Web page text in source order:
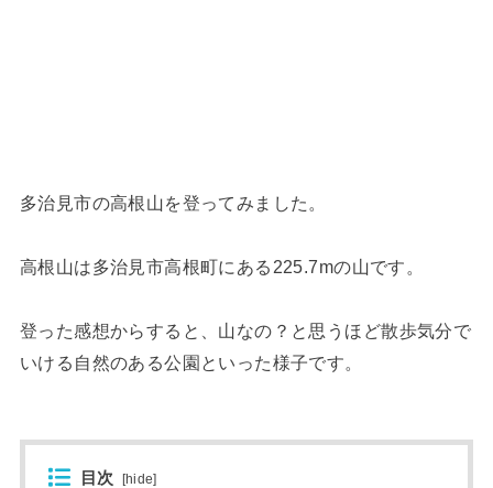
多治見市の高根山を登ってみました。
高根山は多治見市高根町にある225.7mの山です。
登った感想からすると、山なの？と思うほど散歩気分で
いける自然のある公園といった様子です。
目次 [hide]